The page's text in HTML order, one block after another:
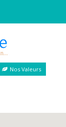
Nos Valeurs